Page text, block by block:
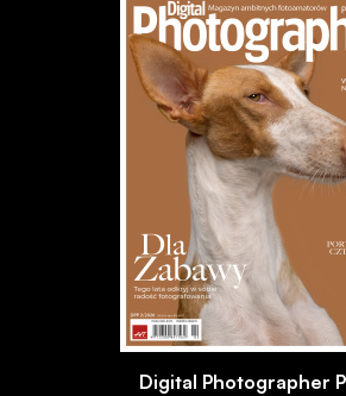
Digital Photographer